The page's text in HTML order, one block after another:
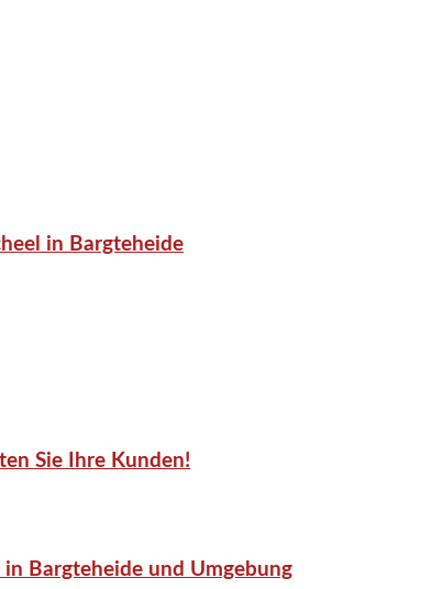
in Bargteheide
Sie Ihre Kunden!
Bargteheide und Umgebung